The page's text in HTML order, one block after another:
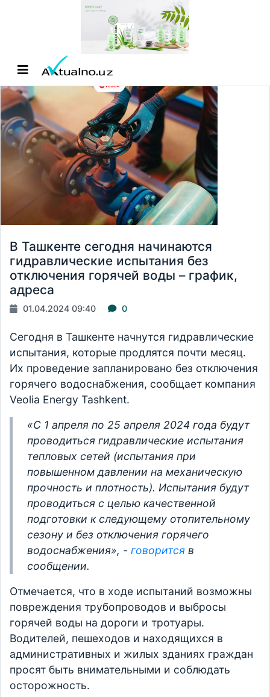
В Ташкенте сегодня начинаются
гидравлические испытания без
отключения горячей воды – график,
адреса
01.04.2024 09:40 0
Сегодня в Ташкенте начнутся гидравлические
испытания, которые продлятся почти месяц.
Их проведение запланировано без отключения
горячего водоснабжения, сообщает компания
Veolia Energy Tashkent.
«С 1 апреля по 25 апреля 2024 года будут
проводиться гидравлические испытания
тепловых сетей (испытания при
повышенном давлении на механическую
прочность и плотность). Испытания будут
проводиться с целью качественной
подготовки к следующему отопительному
сезону и без отключения горячего
водоснабжения», - говорится в
сообщении.
Отмечается, что в ходе испытаний возможны
повреждения трубопроводов и выбросы
горячей воды на дороги и тротуары.
Водителей, пешеходов и находящихся в
административных и жилых зданиях граждан
просят быть внимательными и соблюдать
осторожность.